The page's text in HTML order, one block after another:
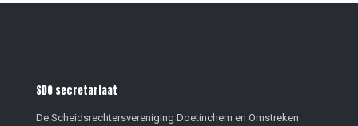
SDO secretariaat
De Scheidsrechtersvereniging Doetinchem en Omstreken